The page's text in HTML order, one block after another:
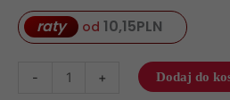
raty od 10,15PLN
- + Dodaj do